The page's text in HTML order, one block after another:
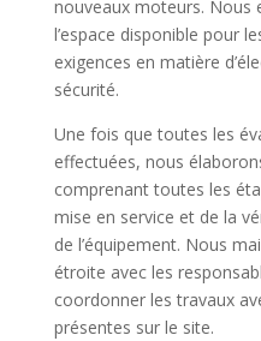
nouveaux moteurs. Nous
l’espace disponible pour
exigences en matière
sécurité.
Une fois que toutes les
effectuées, nous
comprenant toutes les
mise en service et de la
de l’équipement. Nous
étroite avec les
coordonner les travaux
présentes sur le site.